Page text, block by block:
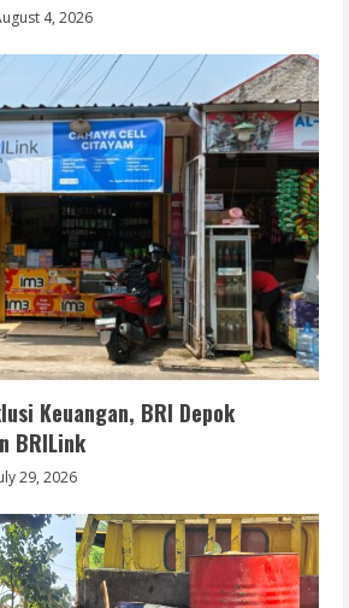
4, 2026
Keuangan, BRI Depok
BRILink
29, 2026